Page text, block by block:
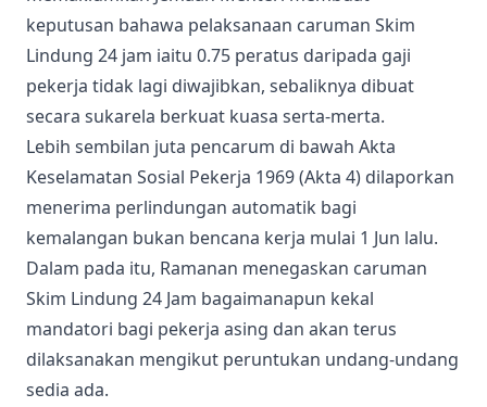
keputusan bahawa pelaksanaan caruman Skim
Lindung 24 jam iaitu 0.75 peratus daripada gaji
pekerja tidak lagi diwajibkan, sebaliknya dibuat
secara sukarela berkuat kuasa serta-merta.
Lebih sembilan juta pencarum di bawah Akta
Keselamatan Sosial Pekerja 1969 (Akta 4) dilaporkan
menerima perlindungan automatik bagi
kemalangan bukan bencana kerja mulai 1 Jun lalu.
Dalam pada itu, Ramanan menegaskan caruman
Skim Lindung 24 Jam bagaimanapun kekal
mandatori bagi pekerja asing dan akan terus
dilaksanakan mengikut peruntukan undang-undang
sedia ada.